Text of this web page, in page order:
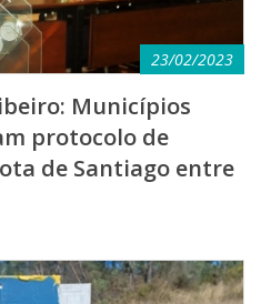
23/02/2023
Municípios
protocolo de
de Santiago entre